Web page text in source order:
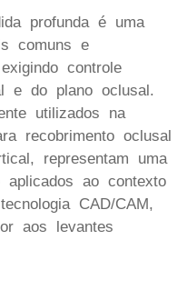
profunda é uma
comuns e
controle
e do plano oclusal.
utilizados na
recobrimento oclusal
representam uma
aplicados ao contexto
CAD/CAM,
aos levantes